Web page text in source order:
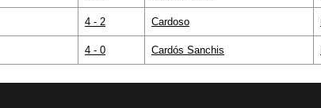
4 - 2 Cardoso
4 - 0 Cardós Sanchis